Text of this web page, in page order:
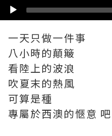
一天只做一件事
八小時的顛簸
看陸上的波浪
吹夏末的熱風
可算是種
專屬於西澳的愜意 吧